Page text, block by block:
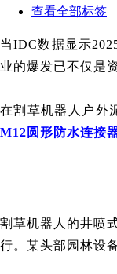
查看全部标签
当IDC数据显示
业的爆发已不仅是
在割草机器人户外
M12圆形防水连接
割草机器人的井喷
行。 某头部 园林设